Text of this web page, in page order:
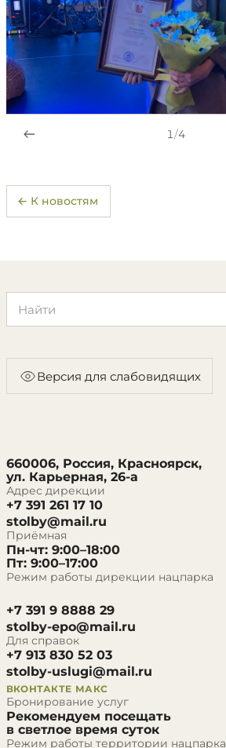
1/4
← К новостям
Версия для слабовидящих
660006, Россия, Красноярск,
ул. Карьерная, 26-а
Адрес дирекции
+7 391 261 17 10
stolby@mail.ru
Приёмная
Пн-чт: 9:00–18:00
Пт: 9:00–17:00
Режим работы дирекции нацпарка
+7 391 9 8888 29
stolby-epo@mail.ru
Для справок
+7 913 830 52 03
stolby-uslugi@mail.ru
ВКОНТАКТЕ МАКС
Бронирование услуг
Рекомендуем посещать
в светлое время суток
Режим работы территории нацпарка